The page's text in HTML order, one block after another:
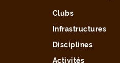
Clubs
Infrastructures
Disciplines
Activités